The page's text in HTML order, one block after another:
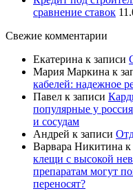
сравнение ставок
Свежие комментарии
Екатерина к записи
Мария Маркина к
кабелей: надежное
Павел к записи
популярные у
и сосудам
Андрей к записи
Варвара Никитина к
клещи с высокой
препаратам могут
переносят?